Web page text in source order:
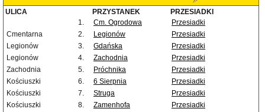
ULICA PRZYSTANEK
PRZESIADKI
1.
Cm. Ogrodowa
Przesiadki
Cmentarna
2. Legionów
Przesiadki
Legionów
3. Gdańska
Przesiadki
Legionów
4. Zachodnia
Przesiadki
Zachodnia
5. Próchnika
Przesiadki
Kościuszki
6. 6 Sierpnia
Przesiadki
Kościuszki
7. Struga
Przesiadki
Kościuszki
8. Zamenhofa Przesiadki